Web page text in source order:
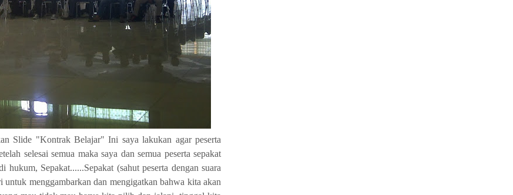
Slide "Kontrak Belajar" Ini saya lakukan agar peserta
selesai semua maka saya dan semua peserta sepakat
Sepakat......Sepakat (sahut peserta dengan suara
menggambarkan dan mengigatkan bahwa kita akan